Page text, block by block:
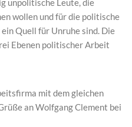
unpolitische Leute, die
wollen und für die politische
Quell für Unruhe sind. Die
Ebenen politischer Arbeit
mit dem gleichen
an Wolfgang Clement bei